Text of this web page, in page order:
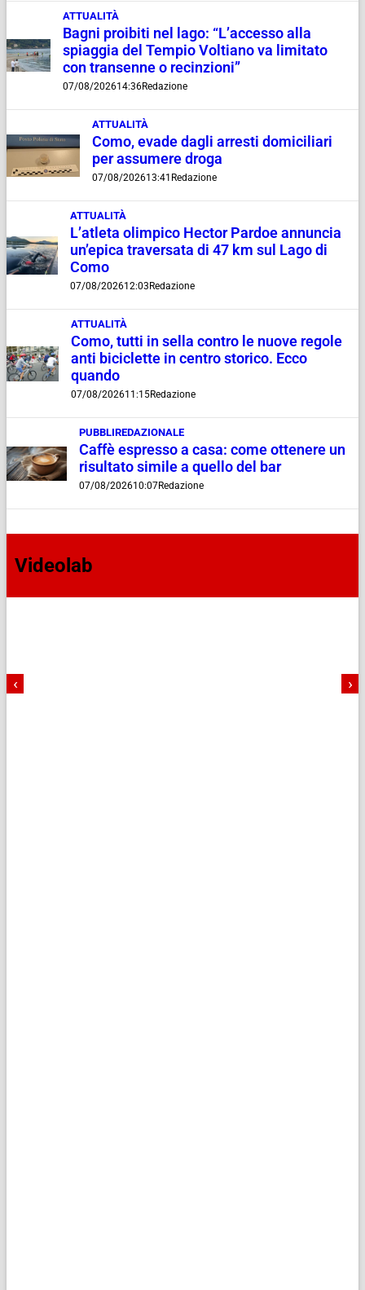
ATTUALITÀ
Bagni proibiti nel lago: “L’accesso alla
spiaggia del Tempio Voltiano va limitato
con transenne o recinzioni”
07/08/202614:36Redazione
ATTUALITÀ
Como, evade dagli arresti domiciliari
per assumere droga
07/08/202613:41 Redazione
ATTUALITÀ
L’atleta olimpico Hector Pardoe annuncia
un’epica traversata di 47 km sul Lago di
Como
07/08/202612:03 Redazione
ATTUALITÀ
Como, tutti in sella contro le nuove regole
anti biciclette in centro storico. Ecco
quando
07/08/202611:15Redazione
PUBBLIREDAZIONALE
Caffè espresso a casa: come ottenere un
risultato simile a quello del bar
07/08/202610:07Redazione
Videolab
‹ ›